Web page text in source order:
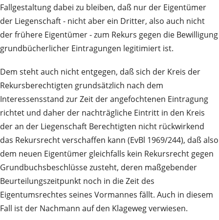
Fallgestaltung dabei zu bleiben, daß nur der Eigentümer
der Liegenschaft - nicht aber ein Dritter, also auch nicht
der frühere Eigentümer - zum Rekurs gegen die Bewilligung
grundbücherlicher Eintragungen legitimiert ist.
Dem steht auch nicht entgegen, daß sich der Kreis der
Rekursberechtigten grundsätzlich nach dem
Interessensstand zur Zeit der angefochtenen Eintragung
richtet und daher der nachträgliche Eintritt in den Kreis
der an der Liegenschaft Berechtigten nicht rückwirkend
das Rekursrecht verschaffen kann (EvBl 1969/244), daß also
dem neuen Eigentümer gleichfalls kein Rekursrecht gegen
Grundbuchsbeschlüsse zusteht, deren maßgebender
Beurteilungszeitpunkt noch in die Zeit des
Eigentumsrechtes seines Vormannes fällt. Auch in diesem
Fall ist der Nachmann auf den Klageweg verwiesen.